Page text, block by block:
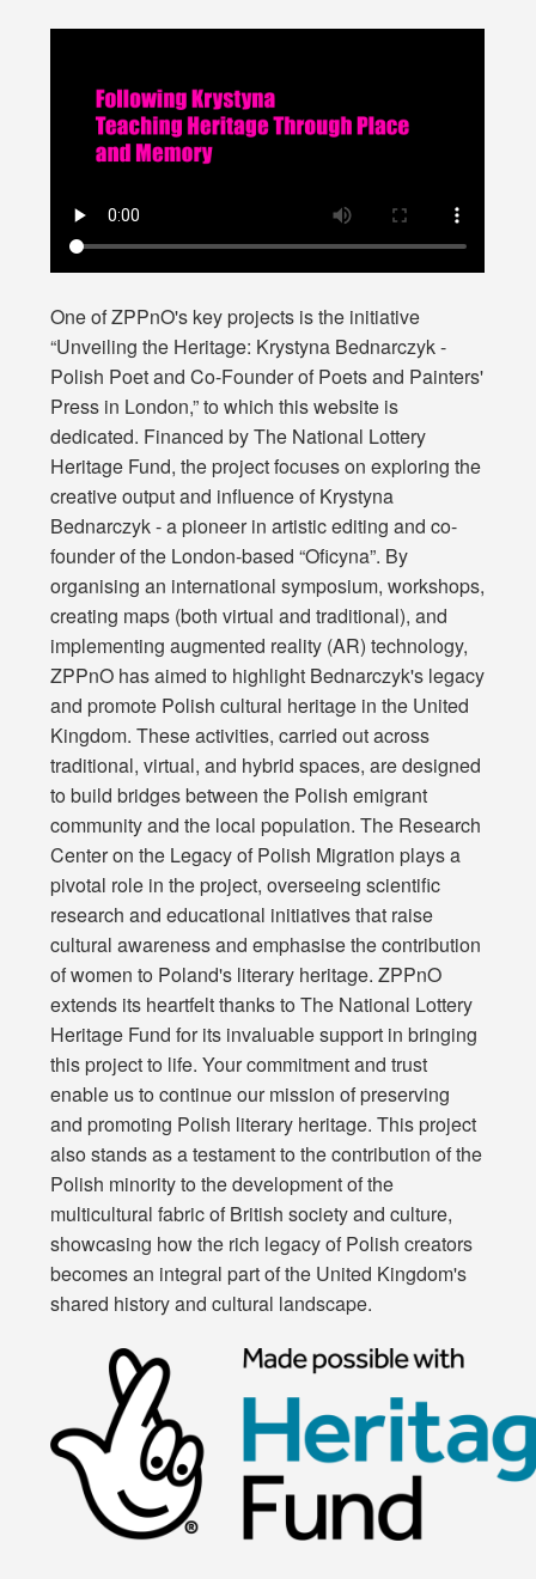
One of ZPPnO's key projects is the initiative
“Unveiling the Heritage: Krystyna Bednarczyk -
Polish Poet and Co-Founder of Poets and Painters'
Press in London,” to which this website is
dedicated. Financed by The National Lottery
Heritage Fund, the project focuses on exploring the
creative output and influence of Krystyna
Bednarczyk - a pioneer in artistic editing and co-
founder of the London-based “Oficyna”. By
organising an international symposium, workshops,
creating maps (both virtual and traditional), and
implementing augmented reality (AR) technology,
ZPPnO has aimed to highlight Bednarczyk's legacy
and promote Polish cultural heritage in the United
Kingdom. These activities, carried out across
traditional, virtual, and hybrid spaces, are designed
to build bridges between the Polish emigrant
community and the local population. The Research
Center on the Legacy of Polish Migration plays a
pivotal role in the project, overseeing scientific
research and educational initiatives that raise
cultural awareness and emphasise the contribution
of women to Poland's literary heritage. ZPPnO
extends its heartfelt thanks to The National Lottery
Heritage Fund for its invaluable support in bringing
this project to life. Your commitment and trust
enable us to continue our mission of preserving
and promoting Polish literary heritage. This project
also stands as a testament to the contribution of the
Polish minority to the development of the
multicultural fabric of British society and culture,
showcasing how the rich legacy of Polish creators
becomes an integral part of the United Kingdom's
shared history and cultural landscape.